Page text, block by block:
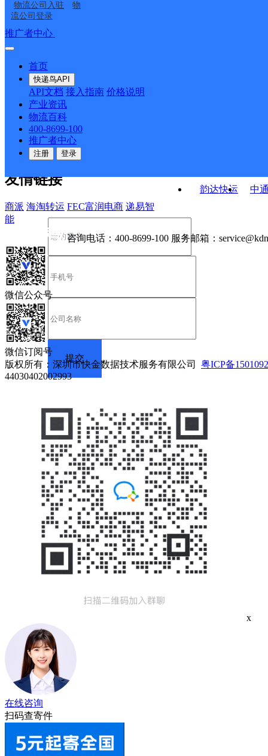
物流公司入驻
物
流公司登录
推广者中心
首页
快递鸟API
API文档 接入指南 价格说明
产业资讯
物流百科
400-8699-100
推广者中心
注册 登录
内蒙古呼和浩特营销市
韵达快运
中
接口API
API接口 DEMO下载
关于我们
公司介绍 企业动态
合作伙伴 快递鸟接口服务协议
户隐私政策
友情链接
商派 海淘转运 FEC富润电商 递易智
能
咨询电话： 400-8699-100 服务邮箱：
微信公众号
微信订阅号
版权所有：深圳市快金数据技术服务有限公司 粤ICP备
44030402002993
x
在线咨询
扫码查寄件